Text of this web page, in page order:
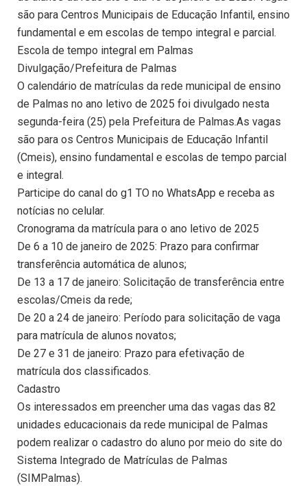
são para Centros Municipais de Educação Infantil, ensino
fundamental e em escolas de tempo integral e parcial.
Escola de tempo integral em Palmas
Divulgação/Prefeitura de Palmas
O calendário de matrículas da rede municipal de ensino
de Palmas no ano letivo de 2025 foi divulgado nesta
segunda-feira (25) pela Prefeitura de Palmas.As vagas
são para os Centros Municipais de Educação Infantil
(Cmeis), ensino fundamental e escolas de tempo parcial
e integral.
Participe do canal do g1 TO no WhatsApp e receba as
notícias no celular.
Cronograma da matrícula para o ano letivo de 2025
De 6 a 10 de janeiro de 2025: Prazo para confirmar
transferência automática de alunos;
De 13 a 17 de janeiro: Solicitação de transferência entre
escolas/Cmeis da rede;
De 20 a 24 de janeiro: Período para solicitação de vaga
para matrícula de alunos novatos;
De 27 e 31 de janeiro: Prazo para efetivação de
matrícula dos classificados.
Cadastro
Os interessados em preencher uma das vagas das 82
unidades educacionais da rede municipal de Palmas
podem realizar o cadastro do aluno por meio do site do
Sistema Integrado de Matrículas de Palmas
(SIMPalmas).